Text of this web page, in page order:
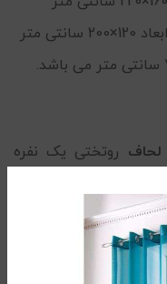
سانتی متر
روتختی یک نفره
تهیه شده و در یکی از